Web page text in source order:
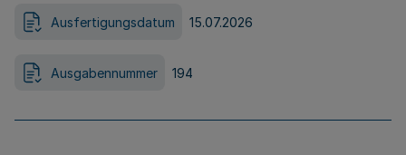
Ausfertigungsdatum 15.07.2026
Ausgabennummer 194